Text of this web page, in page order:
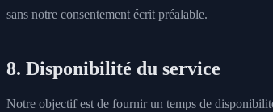
sans notre consentement écrit préalable.
8. Disponibilité du service
Notre objectif est de fournir un temps de